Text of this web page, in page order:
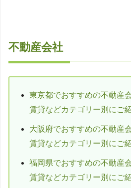
不動産会社
東京都でおすすめの不動産
賃貸などカテゴリー別にご
大阪府でおすすめの不動産
賃貸などカテゴリー別にご
福岡県でおすすめの不動産
賃貸などカテゴリー別にご